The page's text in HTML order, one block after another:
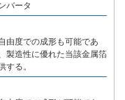
バータ
由度での成形も可能であ
製造性に優れた当該金属箔
する。